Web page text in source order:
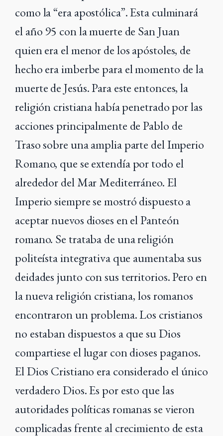
como la “era apostólica”. Esta culminará
el año 95 con la muerte de San Juan
quien era el menor de los apóstoles, de
hecho era imberbe para el momento de la
muerte de Jesús. Para este entonces, la
religión cristiana había penetrado por las
acciones principalmente de Pablo de
Traso sobre una amplia parte del Imperio
Romano, que se extendía por todo el
alrededor del Mar Mediterráneo. El
Imperio siempre se mostró dispuesto a
aceptar nuevos dioses en el Panteón
romano. Se trataba de una religión
politeísta integrativa que aumentaba sus
deidades junto con sus territorios. Pero en
la nueva religión cristiana, los romanos
encontraron un problema. Los cristianos
no estaban dispuestos a que su Dios
compartiese el lugar con dioses paganos.
El Dios Cristiano era considerado el único
verdadero Dios. Es por esto que las
autoridades políticas romanas se vieron
complicadas frente al crecimiento de esta